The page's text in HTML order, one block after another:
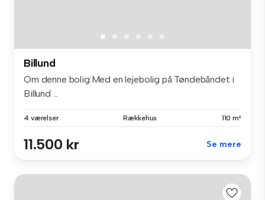
Billund
Om denne bolig:Med en lejebolig på Tøndebåndet i
Billund ...
4 værelser Rækkehus 110 m²
11.500 kr Se mere